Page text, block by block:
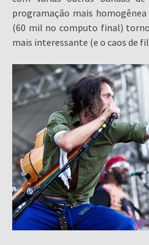
programação mais
(60 mil no computo final)
mais interessante (e o caos de